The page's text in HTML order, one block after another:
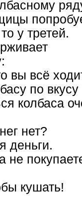
у третей.
вы всё
по вкусу
колбаса
нет?
деньги.
не
кушать!